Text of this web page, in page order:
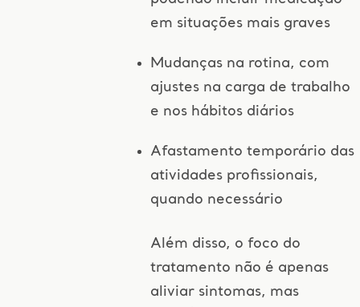
em situações mais graves
Mudanças na rotina, com
ajustes na carga de trabalho
e nos hábitos diários
Afastamento temporário das
atividades profissionais,
quando necessário
Além disso, o foco do
tratamento não é apenas
aliviar sintomas, mas